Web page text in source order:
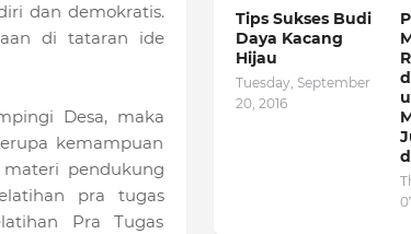
dan demokratis.
di tataran ide
Desa, maka
kemampuan
materi pendukung
pra tugas
Pra Tugas
Tips Sukses Budi
Daya Kacang
Hijau
Tuesday, September
20, 2016